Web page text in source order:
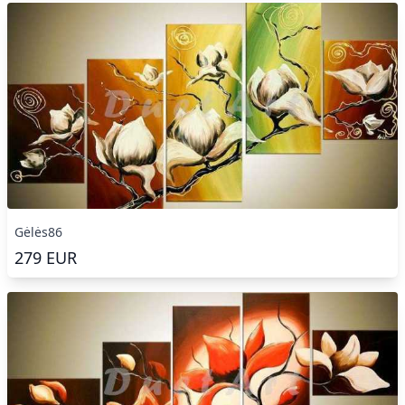
Gėlės86
279 EUR